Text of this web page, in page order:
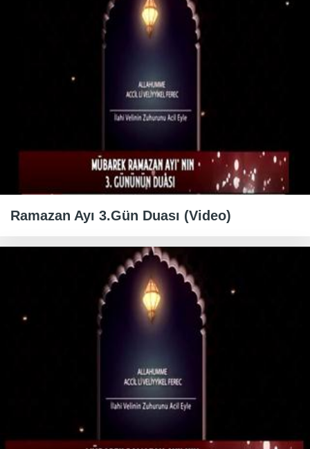
Ramazan Ayı 3.Gün Duası (Video)